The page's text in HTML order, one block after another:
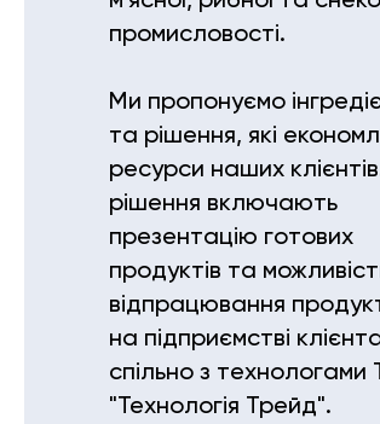
промисловості.
Ми пропонуємо
та рішення, які
ресурси наших
рішення включають
презентацію готових
продуктів та
відпрацювання
на підприємстві
спільно з технологами
"Технологія Трейд".